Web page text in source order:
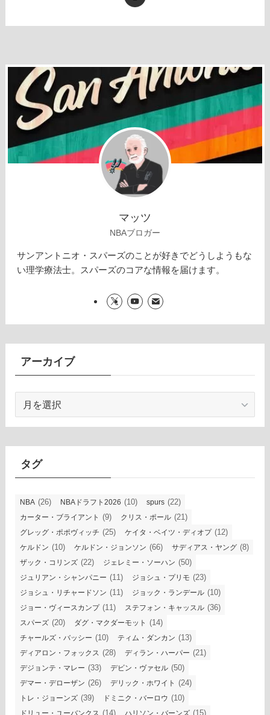
マッツ
NBAブロガー
サンアントニオ・スパーズのことが好きでどうしようもな
い理学療法士。スパーズのコアな情報を届けます。
アーカイブ
カ
イ
タグ
NBA (26) NBAドラフト2026 (10) spurs (22)
カーター・ブライアント (9) クリス・ポール (21)
グレッグ・ポポヴィッチ (25) ケイタ・ベイツ・ディオプ(12)
ケルドン (10) ケルドン・ジョンソン (66) サディアス・ヤング (8)
ザック・コリンズ (22) ジェレミー・ソーハン (50)
ジュリアン・シャンパニー (11) ジョシュ・プリモ (23)
ジョシュ・リチャードソン (11) ジョック・ランデール (10)
ジョー・ヴィースカンプ(11) ステフォン・キャッスル (36)
スパーズ (20) ダグ・マクダーモット (14)
チャールズ・バッシー (10) ティム・ダンカン (13)
ディアロン・フォックス (28) ディラン・ハーパー (21)
デジョンテ・マレー (33) デビン・ヴァセル (50)
デマー・デローザン (26) デリック・ホワイト (24)
トレ・ジョーンズ (39) ドミニク・バーロウ (10)
ドリュー・ユーバンクス (14) ハリソン・バーンズ (15)